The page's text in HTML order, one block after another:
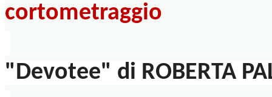
cortometraggio
"Devotee" di ROBERTA